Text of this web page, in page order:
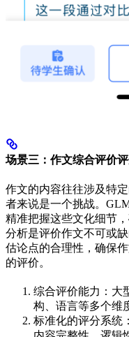
场景三：作文综合评价
作文的内容往往涉及特
者来说是一个挑战。
精准把握这些文化细节
分析是评价作文不可或
估论点的合理性，确保
的评价。
综合评价能力：大
构、语言等多个维
标准化的评分系统